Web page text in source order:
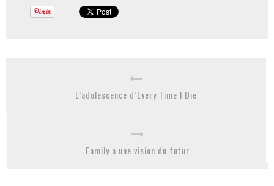
L’adolescence d’Every Time I Die
Family a une vision du futur